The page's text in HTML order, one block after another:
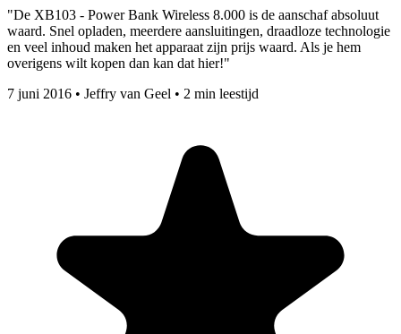
"De XB103 - Power Bank Wireless 8.000 is de aanschaf absoluut
waard. Snel opladen, meerdere aansluitingen, draadloze technologie
en veel inhoud maken het apparaat zijn prijs waard. Als je hem
overigens wilt kopen dan kan dat hier!"
7 juni 2016 • Jeffry van Geel • 2 min leestijd